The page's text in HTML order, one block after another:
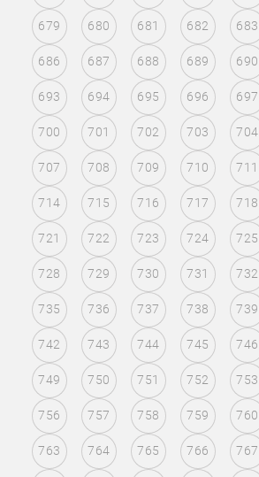
679 680 681 682 683
686 687 688 689 690
693 694 695 696 697
700 701 702 703 704
707 708 709 710 711
714 715 716 717 718
721 722 723 724 725
728 729 730 731 732
735 736 737 738 739
742 743 744 745 746
749 750 751 752 753
756 757 758 759 760
763 764 765 766 767